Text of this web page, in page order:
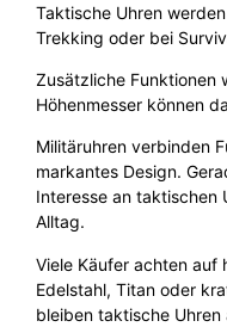
Taktische Uhren
Trekking oder bei
Zusätzliche Funktionen
Höhenmesser können
Militäruhren verbinden
markantes Design.
Interesse an taktischen
Alltag.
Viele Käufer achten auf
Edelstahl, Titan oder
bleiben taktische